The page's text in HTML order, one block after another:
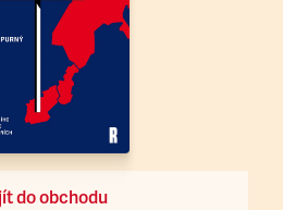
do obchodu